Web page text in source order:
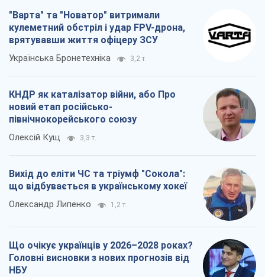
"Варта" та "Новатор" витримали
кулеметний обстріл і удар FPV-дрона,
врятувавши життя офіцеру ЗСУ
Українська Бронетехніка 3,2 т.
КНДР як каталізатор війни, або Про
новий етап російсько-
північнокорейського союзу
Олексій Кущ 3,3 т.
Вихід до еліти ЧС та тріумф "Сокола":
що відбувається в українському хокеї
Олександр Липенко 1,2 т.
Що очікує українців у 2026–2028 роках?
Головні висновки з нових прогнозів від
НБУ